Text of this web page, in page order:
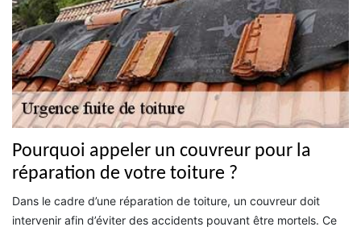
Pourquoi appeler un couvreur pour la
réparation de votre toiture ?
Dans le cadre d’une réparation de toiture, un couvreur doit
intervenir afin d’éviter des accidents pouvant être mortels. Ce